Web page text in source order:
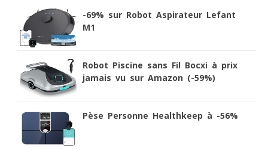
-69% sur Robot Aspirateur Lefant
M1
Robot Piscine sans Fil Bocxi à prix
jamais vu sur Amazon (-59%)
Pèse Personne Healthkeep à -56%